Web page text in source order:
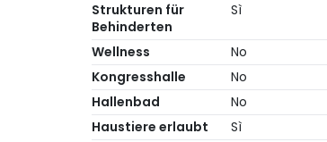
Strukturen für
Behinderten
Sì
Wellness
No
Kongresshalle
No
Hallenbad
No
Haustiere erlaubt
Sì